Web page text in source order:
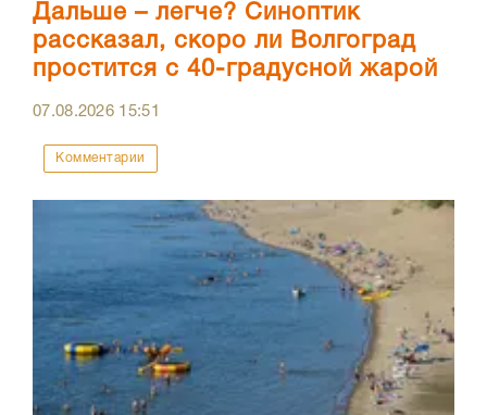
Дальше – легче? Синоптик
рассказал, скоро ли Волгоград
простится с 40-градусной жарой
07.08.2026 15:51
Комментарии